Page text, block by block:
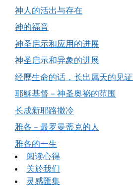
神人的活出与存在
神的福音
神圣启示和应用的进展
神圣启示和异象的进展
经歷生命的话，长出属天的见证
耶穌基督－神圣奥祕的范围
长成新耶路撒冷
雅各－最罗曼蒂克的人
雅各的一生
阅读心得
关於我们
灵感匯集